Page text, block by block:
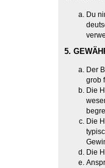
Du
5.
Der
grob
Die
Die
Die